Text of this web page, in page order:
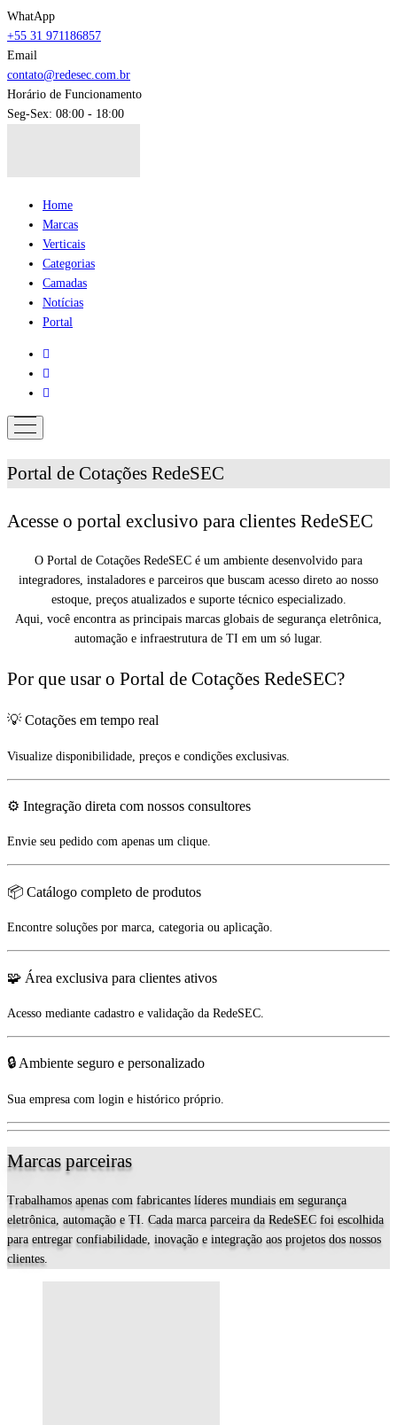
WhatApp
+55 31 971186857
Email
contato@redesec.com.br
Horário de Funcionamento
Seg-Sex: 08:00 - 18:00
Home
Marcas
Verticais
Categorias
Camadas
Notícias
Portal
Portal de Cotações RedeSEC
Acesse o portal exclusivo para clientes RedeSEC
O Portal de Cotações RedeSEC é um ambiente desenvolvido para
integradores, instaladores e parceiros que buscam acesso direto ao nosso
estoque, preços atualizados e suporte técnico especializado.
Aqui, você encontra as principais marcas globais de segurança eletrônica,
automação e infraestrutura de TI em um só lugar.
Por que usar o Portal de Cotações RedeSEC?
💡 Cotações em tempo real
Visualize disponibilidade, preços e condições exclusivas.
⚙️ Integração direta com nossos consultores
Envie seu pedido com apenas um clique.
📦 Catálogo completo de produtos
Encontre soluções por marca, categoria ou aplicação.
🧩 Área exclusiva para clientes ativos
Acesso mediante cadastro e validação da RedeSEC.
🔒 Ambiente seguro e personalizado
Sua empresa com login e histórico próprio.
Marcas parceiras
Trabalhamos apenas com fabricantes líderes mundiais em segurança
eletrônica, automação e TI. Cada marca parceira da RedeSEC foi escolhida
para entregar confiabilidade, inovação e integração aos projetos dos nossos
clientes.